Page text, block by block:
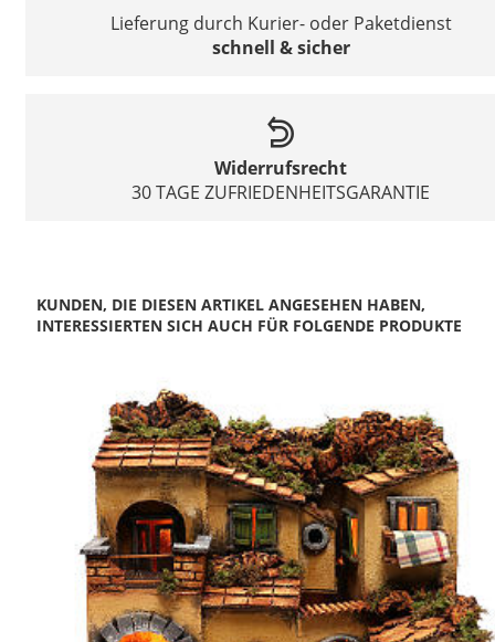
Lieferung durch Kurier- oder Paketdienst
schnell & sicher
Widerrufsrecht
30 TAGE ZUFRIEDENHEITSGARANTIE
KUNDEN, DIE DIESEN ARTIKEL ANGESEHEN HABEN,
INTERESSIERTEN SICH AUCH FÜR FOLGENDE PRODUKTE